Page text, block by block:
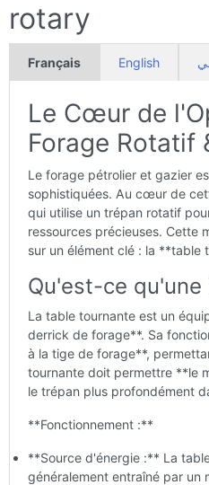
rotary
Français English
Le Cœur de
Forage Rotatif
Le forage pétrolier et gazier
sophistiquées. Au cœur de
qui utilise un trépan rotatif
ressources précieuses. Cette
sur un élément clé : la **table
Qu'est-ce qu'une
La table tournante est un
derrick de forage**. Sa
à la tige de forage**,
tournante doit permettre **le
le trépan plus profondément
**Fonctionnement :**
**Source d'énergie :** La
généralement entraîné par un